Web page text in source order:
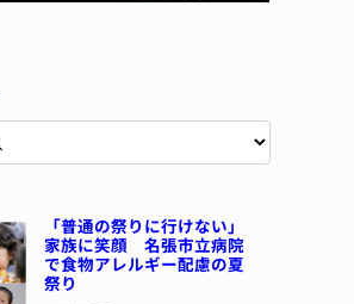
「普通の祭りに行けない」
家族に笑顔 名張市立病院
で食物アレルギー配慮の夏
祭り